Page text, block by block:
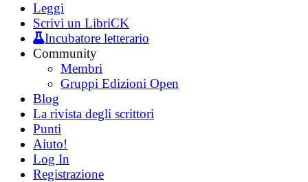
Leggi
Scrivi un LibriCK
Incubatore letterario
Community
Membri
Gruppi Edizioni Open
Blog
La rivista degli scrittori
Punti
Aiuto!
Log In
Registrazione